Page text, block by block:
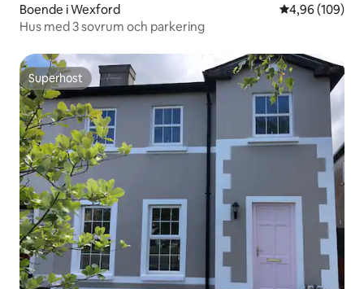
Boende i Wexford 4,96 av 5 i
4,96 (109)
Hus med 3 sovrum och parkering
Superhost
Superhost